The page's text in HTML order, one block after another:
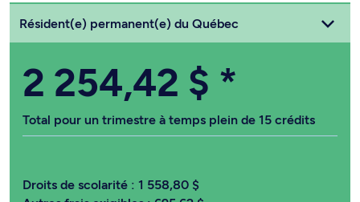
Choisissez votre statut
Résident(e) permanent(e) du Québec
2 254,42 $ *
Total pour un trimestre à temps plein de 15 crédits
Droits de scolarité : 1 558,80 $